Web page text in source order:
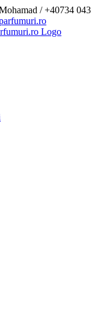
/ +40734 043